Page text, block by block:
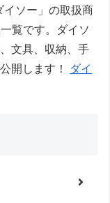
イソー」の取扱商
覧です。ダイソ
文具、収納、手
開します！
ダイ